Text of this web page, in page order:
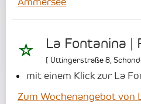
La Fontanina |
[ Uttingerstraße 8
mit einem Klick zur La
Zum Wochenangebot von